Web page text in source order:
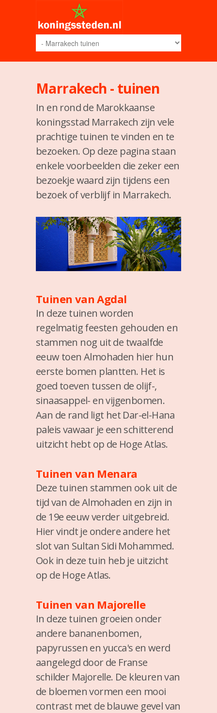
Marrakech - tuinen
In en rond de Marokkaanse
koningsstad Marrakech zijn vele
prachtige tuinen te vinden en te
bezoeken. Op deze pagina staan
enkele voorbeelden die zeker een
bezoekje waard zijn tijdens een
bezoek of verblijf in Marrakech.
Tuinen van Agdal
In deze tuinen worden
regelmatig feesten gehouden en
stammen nog uit de twaalfde
eeuw toen Almohaden hier hun
eerste bomen plantten. Het is
goed toeven tussen de olijf-,
sinaasappel- en vijgenbomen.
Aan de rand ligt het Dar-el-Hana
paleis vawaar je een schitterend
uitzicht hebt op de Hoge Atlas.
Tuinen van Menara
Deze tuinen stammen ook uit de
tijd van de Almohaden en zijn in
de 19e eeuw verder uitgebreid.
Hier vindt je ondere andere het
slot van Sultan Sidi Mohammed.
Ook in deze tuin heb je uitzicht
op de Hoge Atlas.
Tuinen van Majorelle
In deze tuinen groeien onder
andere bananenbomen,
papyrussen en yucca's en werd
aangelegd door de Franse
schilder Majorelle. De kleuren van
de bloemen vormen een mooi
contrast met de blauwe gevel van